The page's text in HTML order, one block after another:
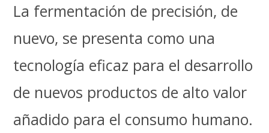
La fermentación de precisión, de
nuevo, se presenta como una
tecnología eficaz para el desarrollo
de nuevos productos de alto valor
añadido para el consumo humano.